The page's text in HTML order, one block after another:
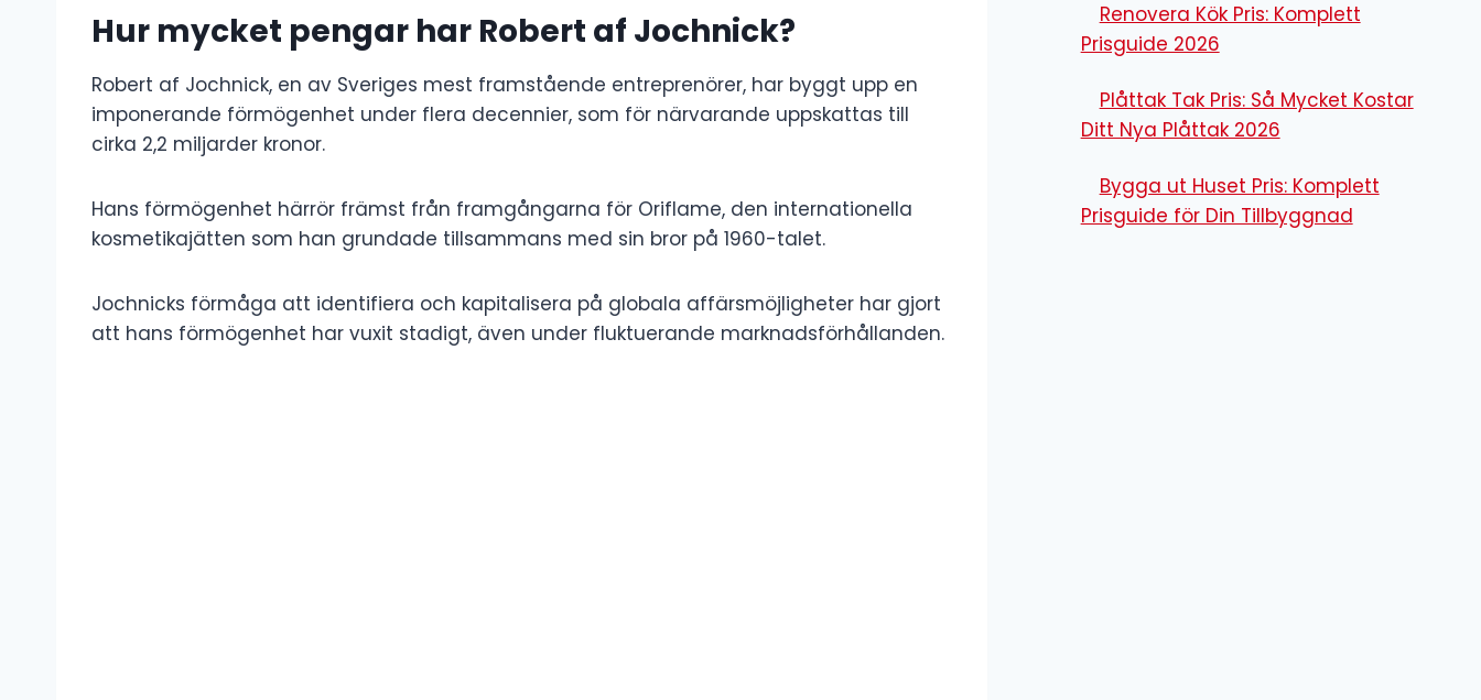
Hur mycket pengar har Robert af Jochnick?
Robert af Jochnick, en av Sveriges mest framstående entreprenörer, har byggt upp en
imponerande förmögenhet under flera decennier, som för närvarande uppskattas till
cirka 2,2 miljarder kronor.
Hans förmögenhet härrör främst från framgångarna för Oriflame, den internationella
kosmetikajätten som han grundade tillsammans med sin bror på 1960-talet.
Jochnicks förmåga att identifiera och kapitalisera på globala affärsmöjligheter har gjort
att hans förmögenhet har vuxit stadigt, även under fluktuerande marknadsförhållanden.
Renovera Kök Pris: Komplett
Prisguide 2026
Plåttak Tak Pris: Så Mycket Kostar
Ditt Nya Plåttak 2026
Bygga ut Huset Pris: Komplett
Prisguide för Din Tillbyggnad